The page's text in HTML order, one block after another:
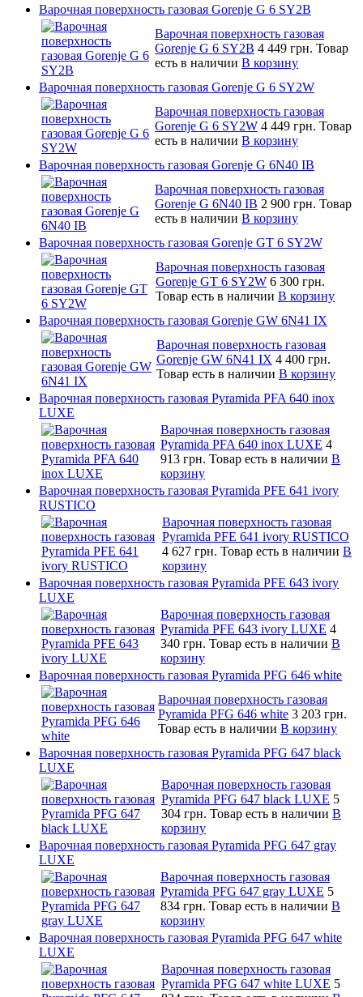
Варочная поверхность газовая Gorenje G 6 SY2B
Варочная поверхность газовая
Gorenje G 6 SY2B 4 449 грн. Товар
есть в наличии В корзину
Варочная поверхность газовая Gorenje G 6 SY2W
Варочная поверхность газовая
Gorenje G 6 SY2W 4 449 грн. Товар
есть в наличии В корзину
Варочная поверхность газовая Gorenje G 6N40 IB
Варочная поверхность газовая
Gorenje G 6N40 IB 2 900 грн. Товар
есть в наличии В корзину
Варочная поверхность газовая Gorenje GT 6 SY2W
Варочная поверхность газовая
Gorenje GT 6 SY2W 6 300 грн.
Товар есть в наличии В корзину
Варочная поверхность газовая Gorenje GW 6N41 IX
Варочная поверхность газовая
Gorenje GW 6N41 IX 4 400 грн.
Товар есть в наличии В корзину
Варочная поверхность газовая Pyramida PFA 640 inox
LUXE
Варочная поверхность газовая
Pyramida PFA 640 inox LUXE 4
913 грн. Товар есть в наличии В
корзину
Варочная поверхность газовая Pyramida PFE 641 ivory
RUSTICO
Варочная поверхность газовая
Pyramida PFE 641 ivory RUSTICO
4 627 грн. Товар есть в наличии В
корзину
Варочная поверхность газовая Pyramida PFE 643 ivory
LUXE
Варочная поверхность газовая
Pyramida PFE 643 ivory LUXE 4
340 грн. Товар есть в наличии В
корзину
Варочная поверхность газовая Pyramida PFG 646 white
Варочная поверхность газовая
Pyramida PFG 646 white 3 203 грн.
Товар есть в наличии В корзину
Варочная поверхность газовая Pyramida PFG 647 black
LUXE
Варочная поверхность газовая
Pyramida PFG 647 black LUXE 5
304 грн. Товар есть в наличии В
корзину
Варочная поверхность газовая Pyramida PFG 647 gray
LUXE
Варочная поверхность газовая
Pyramida PFG 647 gray LUXE 5
834 грн. Товар есть в наличии В
корзину
Варочная поверхность газовая Pyramida PFG 647 white
LUXE
Варочная поверхность газовая
Pyramida PFG 647 white LUXE 5